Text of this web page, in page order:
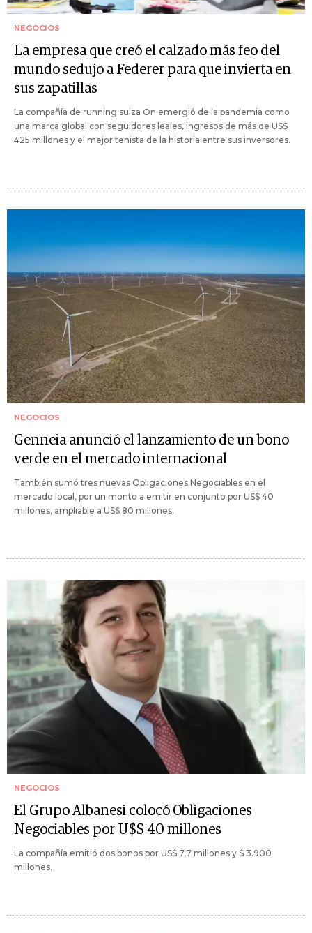
NEGOCIOS
La empresa que creó el calzado más feo del
mundo sedujo a Federer para que invierta en
sus zapatillas
La compañía de running suiza On emergió de la pandemia como
una marca global con seguidores leales, ingresos de más de US$
425 millones y el mejor tenista de la historia entre sus inversores.
NEGOCIOS
Genneia anunció el lanzamiento de un bono
verde en el mercado internacional
También sumó tres nuevas Obligaciones Negociables en el
mercado local, por un monto a emitir en conjunto por US$ 40
millones, ampliable a US$ 80 millones.
NEGOCIOS
El Grupo Albanesi colocó Obligaciones
Negociables por U$S 40 millones
La compañía emitió dos bonos por US$ 7,7 millones y $ 3.900
millones.